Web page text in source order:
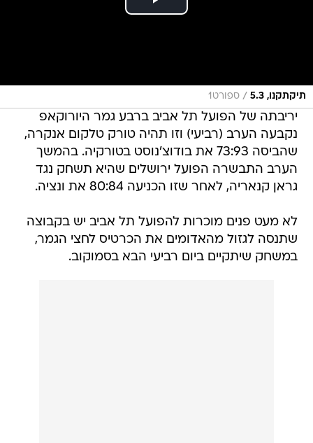
תיקתקנו, 5.3 / ספורט1
יריבתה של הפועל תל אביב ברבע גמר היורוקאפ
נקבעה הערב (רביעי) וזו תהיה טורק טלקום אנקרה,
שהביסה 73:93 את בודוצ'נוסט בטורקיה. בהמשך
הערב התבשרה הפועל ירושלים שהיא תשחק נגד
גראן קנאריה, לאחר שזו הכניעה 80:84 את ונציה.
לא מעט פנים מוכרות להפועל תל אביב יש בקבוצה
שתנסה לגזול מהאדומים את הכרטיס לחצי הגמר,
במשחק שיתקיים ביום רביעי הבא בסמוקוב.